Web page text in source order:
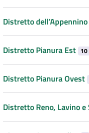
Distretto
Distretto Pianura Est 10
Distretto Pianura Ovest
Distretto Reno, Lavino e